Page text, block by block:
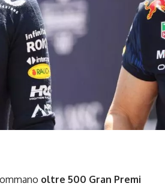
oltre 500 Gran Premi